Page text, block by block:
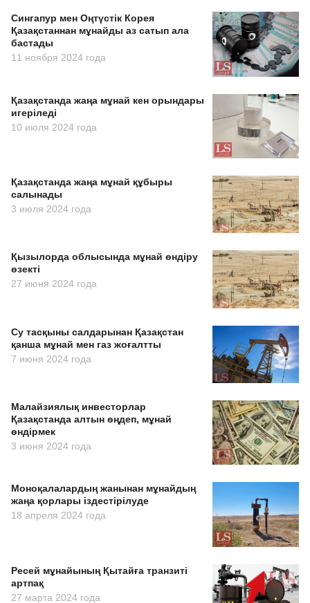
Сингапур мен Оңтүстік Корея
Қазақстаннан мұнайды аз сатып ала
бастады
11 ноября 2024 года
Қазақстанда жаңа мұнай кен орындары
игеріледі
10 июля 2024 года
Қазақстанда жаңа мұнай құбыры
салынады
3 июля 2024 года
Қызылорда облысында мұнай өндіру
өзекті
27 июня 2024 года
Су тасқыны салдарынан Қазақстан
қанша мұнай мен газ жоғалтты
7 июня 2024 года
Малайзиялық инвесторлар
Қазақстанда алтын өңдеп, мұнай
өндірмек
3 июня 2024 года
Моноқалалардың жанынан мұнайдың
жаңа қорлары іздестірілуде
18 апреля 2024 года
Ресей мұнайының Қытайға транзиті
артпақ
27 марта 2024 года